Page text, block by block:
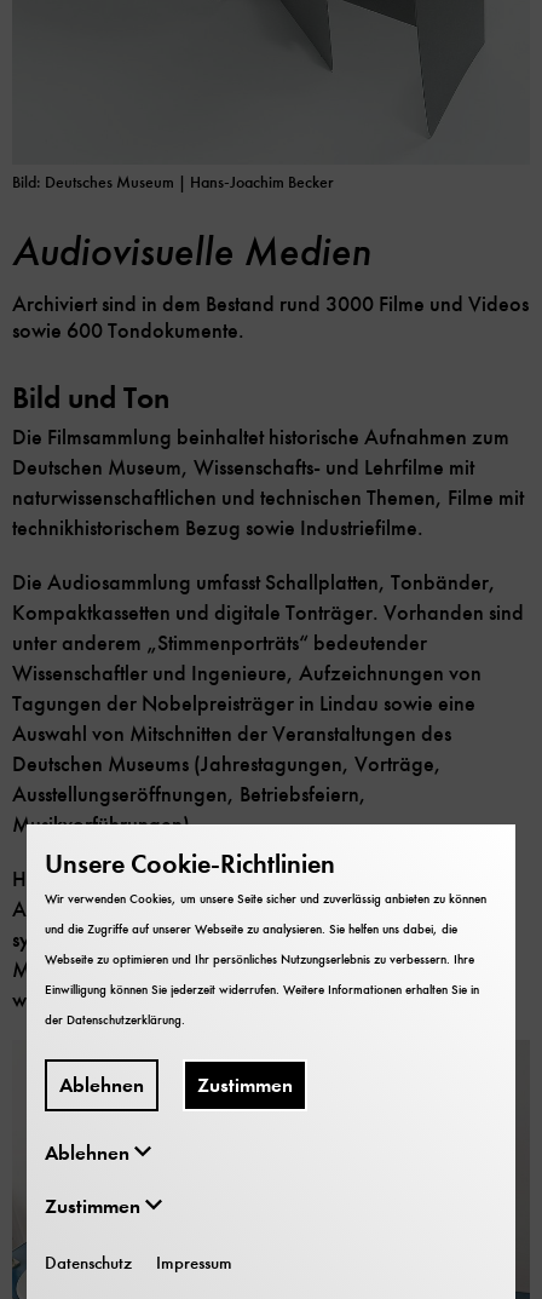
Bild: Deutsches Museum | Hans-Joachim Becker
Audiovisuelle Medien
Archiviert sind in dem Bestand rund 3000 Filme und Videos
sowie 600 Tondokumente.
Bild und Ton
Die Filmsammlung beinhaltet historische Aufnahmen zum
Deutschen Museum, Wissenschafts- und Lehrfilme mit
naturwissenschaftlichen und technischen Themen, Filme mit
technikhistorischem Bezug sowie Industriefilme.
Die Audiosammlung umfasst Schallplatten, Tonbänder,
Kompaktkassetten und digitale Tonträger. Vorhanden sind
unter anderem „Stimmenporträts“ bedeutender
Wissenschaftler und Ingenieure, Aufzeichnungen von
Tagungen der Nobelpreisträger in Lindau sowie eine
Auswahl von Mitschnitten der Veranstaltungen des
Deutschen Museums (Jahrestagungen, Vorträge,
Ausstellungseröffnungen, Betriebsfeiern,
Musikvorführungen).
Heute wird der Bestand unter museumsgeschichtlichen
Aspekten fortgeführt. Ein flächendeckendes und
systematisches Sammeln und Bereitstellen audiovisueller
Medien im Bereich der Naturwissenschaft und Technik
wurde und wird nicht angestebt.
Unsere Cookie-Richtlinien
Wir verwenden Cookies, um unsere Seite sicher und zuverlässig anbieten zu können
und die Zugriffe auf unserer Webseite zu analysieren. Sie helfen uns dabei, die
Webseite zu optimieren und Ihr persönliches Nutzungserlebnis zu verbessern. Ihre
Einwilligung können Sie jederzeit widerrufen. Weitere Informationen erhalten Sie in
derDatenschutzerklärung.
Ablehnen Zustimmen
Ablehnen
Zustimmen
Datenschutz Impressum